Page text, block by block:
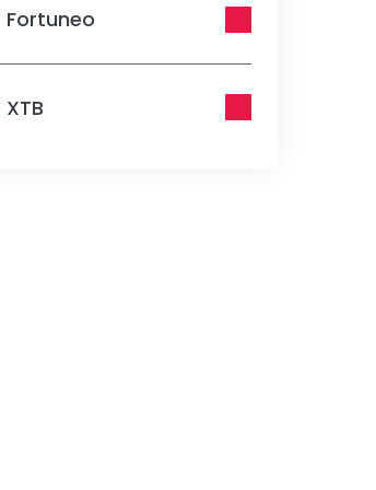
Fortuneo
XTB